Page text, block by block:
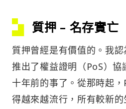
質押 – 名存實亡
質押曾經是有價值的。我
推出了權益證明（PoS）協
十年前的事了。從那時起
得越來越流行，所有較新